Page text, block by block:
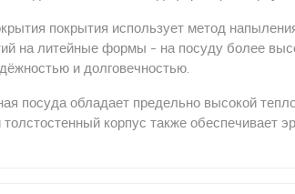
покрытия использует метод
на литейные формы - на посуду более
и долговечностью.
посуда обладает предельно высокой
корпус также обеспечивает